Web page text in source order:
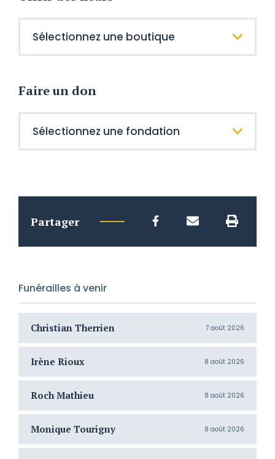
Faire un don
Partager
Funérailles à venir
Christian Therrien 7 août 2026
Irène Rioux 8 août 2026
Roch Mathieu 8 août 2026
Monique Tourigny 8 août 2026